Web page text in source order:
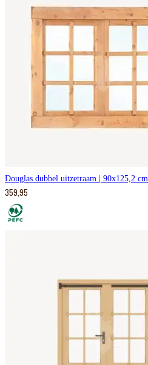
Douglas dubbel uitzetraam | 90x125,2 cm
359,95